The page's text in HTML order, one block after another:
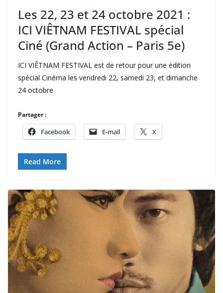
Les 22, 23 et 24 octobre 2021 :
ICI VIÊTNAM FESTIVAL spécial
Ciné (Grand Action – Paris 5e)
ICI VIÊTNAM FESTIVAL est de retour pour une édition
spécial Cinéma les vendredi 22, samedi 23, et dimanche
24 octobre
Partager :
Facebook E-mail X
Read More